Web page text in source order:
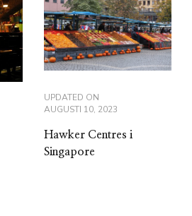
UPDATED ON
AUGUSTI 10, 2023
Hawker Centres i
Singapore